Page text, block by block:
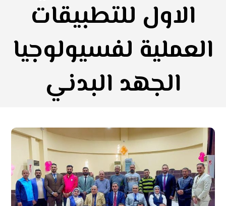
الاول للتطبيقات
العملية لفسيولوجيا
الجهد البدني